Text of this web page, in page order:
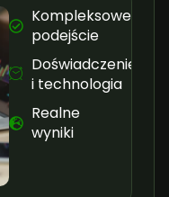
Kompleksowe
podejście
Doświadczenie
i technologia
Realne
wyniki